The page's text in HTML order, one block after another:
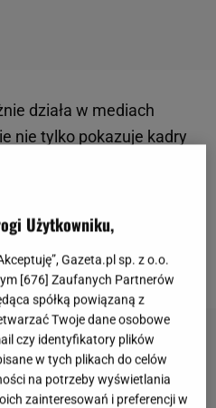
działa w mediach
nie tylko pokazuje kadry
też kolejne produkty
w jednym z nagrań
z fanami swoimi
zarabiania pieniędzy.
Użytkowniku,
Gazeta.pl sp. z o.o.
[676] Zaufanych Partnerów
spółką powiązaną z
Twoje dane osobowe
czy identyfikatory plików
w tych plikach do celów
na potrzeby wyświetlania
zainteresowań i preferencji w